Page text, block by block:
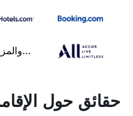
حقائق حول